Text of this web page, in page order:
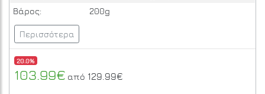
Βάρος:
200g
Περισσότερα
20.0%
103.99€ από 129.99€